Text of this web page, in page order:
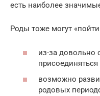
есть наиболее
Роды тоже могут
из-за довольно
возможно
родовых